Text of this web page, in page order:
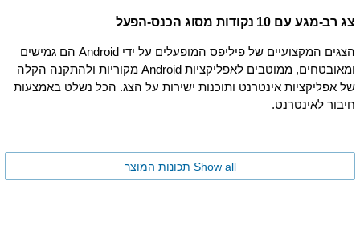
צג רב-מגע עם 10 נקודות מסוג הכנס-הפעל
הצגים המקצועיים של פיליפס המופעלים על ידי Android הם גמישים
ומאובטחים, ממוטבים לאפליקציות Android מקוריות ולהתקנה הקלה
של אפליקציות אינטרנט ותוכנות ישירות על הצג. הכל נשלט באמצעות
חיבור לאינטרנט.
Show all תכונות המוצר